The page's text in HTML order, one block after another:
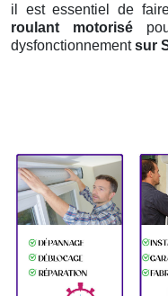
il est essentiel de
roulant motorisé
dysfonctionnementsur